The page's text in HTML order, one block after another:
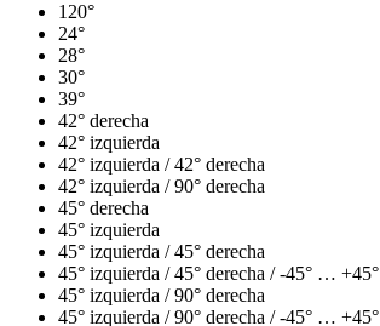
120°
24°
28°
30°
39°
42° derecha
42° izquierda
42° izquierda / 42° derecha
42° izquierda / 90° derecha
45° derecha
45° izquierda
45° izquierda / 45° derecha
45° izquierda / 45° derecha / -45° … +45°
45° izquierda / 90° derecha
45° izquierda / 90° derecha / -45° … +45°